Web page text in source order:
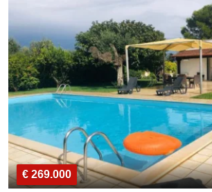
€ 269.000